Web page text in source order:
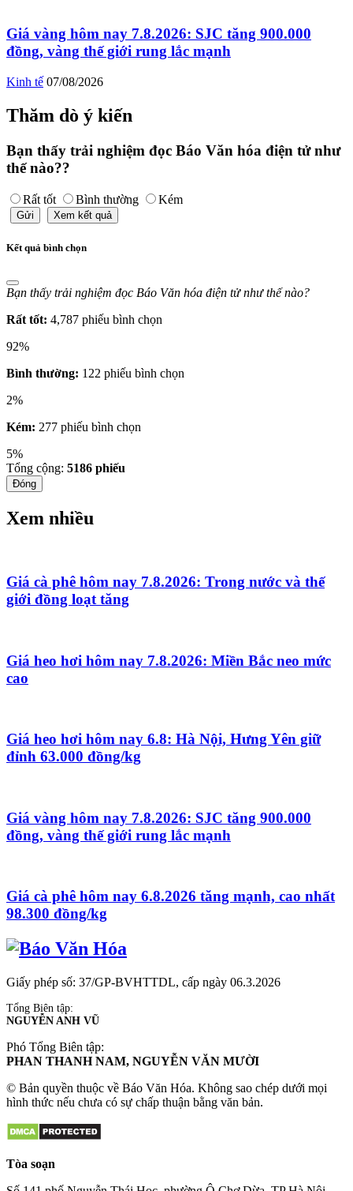
Giá vàng hôm nay 7.8.2026: SJC tăng 900.000
đồng, vàng thế giới rung lắc mạnh
Kinh tế 07/08/2026
Thăm dò ý kiến
Bạn thấy trải nghiệm đọc Báo Văn hóa điện tử như
thế nào??
Rất tốt Bình thường Kém
Gửi Xem kết quả
Kết quả bình chọn
Bạn thấy trải nghiệm đọc Báo Văn hóa điện tử như thế nào?
Rất tốt: 4,787 phiếu bình chọn
92%
Bình thường: 122 phiếu bình chọn
2%
Kém: 277 phiếu bình chọn
5%
Tổng cộng: 5186 phiếu
Đóng
Xem nhiều
Giá cà phê hôm nay 7.8.2026: Trong nước và thế
giới đồng loạt tăng
Giá heo hơi hôm nay 7.8.2026: Miền Bắc neo mức
cao
Giá heo hơi hôm nay 6.8: Hà Nội, Hưng Yên giữ
đỉnh 63.000 đồng/kg
Giá vàng hôm nay 7.8.2026: SJC tăng 900.000
đồng, vàng thế giới rung lắc mạnh
Giá cà phê hôm nay 6.8.2026 tăng mạnh, cao nhất
98.300 đồng/kg
Giấy phép số: 37/GP-BVHTTDL, cấp ngày 06.3.2026
Tổng Biên tập:
NGUYỄN ANH VŨ
Phó Tổng Biên tập:
PHAN THANH NAM, NGUYỄN VĂN MƯỜI
© Bản quyền thuộc về Báo Văn Hóa. Không sao chép dưới mọi
hình thức nếu chưa có sự chấp thuận bằng văn bản.
Tòa soạn